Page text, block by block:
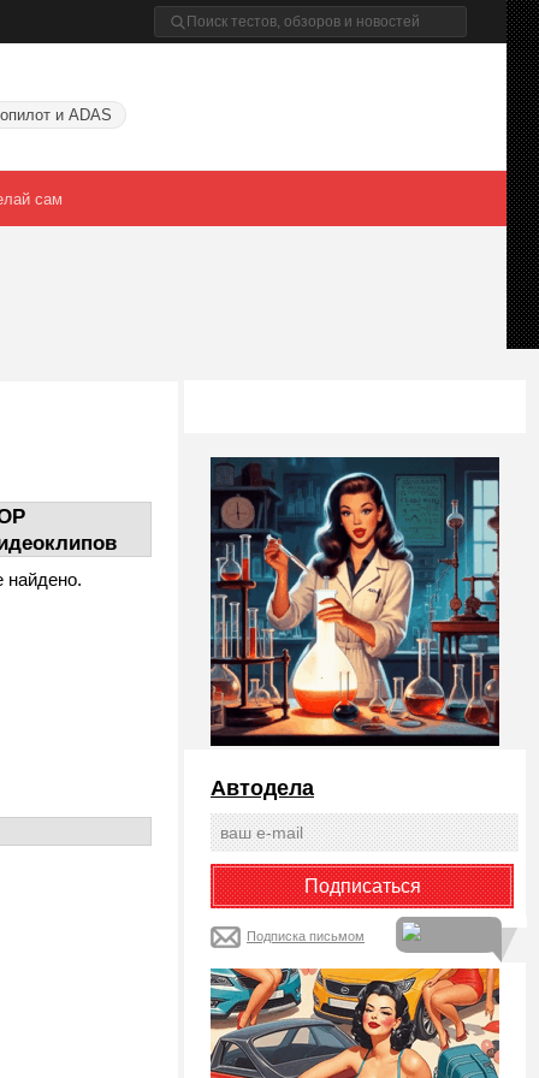
и ADAS
сам
найдено.
Автодела
Подписка письмом